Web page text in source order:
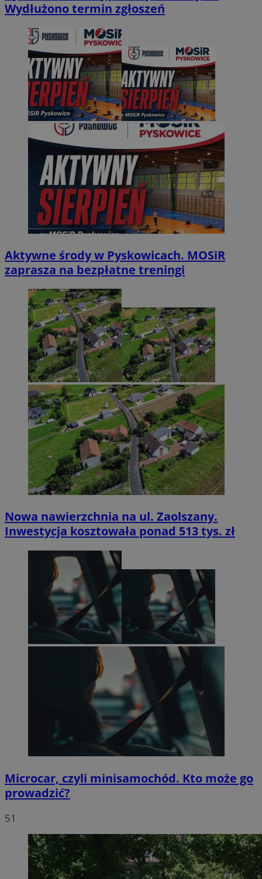
Wydłużono termin zgłoszeń
Aktywne środy w Pyskowicach. MOSiR
zaprasza na bezpłatne treningi
Nowa nawierzchnia na ul. Zaolszany.
Inwestycja kosztowała ponad 513 tys. zł
Microcar, czyli minisamochód. Kto może go
prowadzić?
51